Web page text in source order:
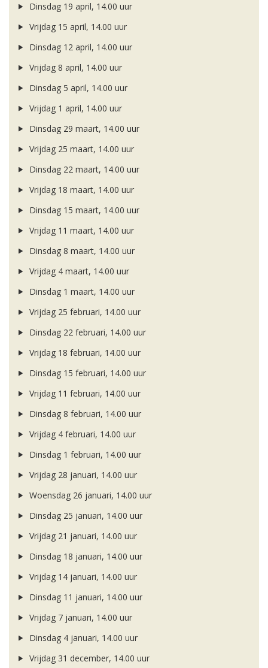
Dinsdag 19 april, 14.00 uur
Vrijdag 15 april, 14.00 uur
Dinsdag 12 april, 14.00 uur
Vrijdag 8 april, 14.00 uur
Dinsdag 5 april, 14.00 uur
Vrijdag 1 april, 14.00 uur
Dinsdag 29 maart, 14.00 uur
Vrijdag 25 maart, 14.00 uur
Dinsdag 22 maart, 14.00 uur
Vrijdag 18 maart, 14.00 uur
Dinsdag 15 maart, 14.00 uur
Vrijdag 11 maart, 14.00 uur
Dinsdag 8 maart, 14.00 uur
Vrijdag 4 maart, 14.00 uur
Dinsdag 1 maart, 14.00 uur
Vrijdag 25 februari, 14.00 uur
Dinsdag 22 februari, 14.00 uur
Vrijdag 18 februari, 14.00 uur
Dinsdag 15 februari, 14.00 uur
Vrijdag 11 februari, 14.00 uur
Dinsdag 8 februari, 14.00 uur
Vrijdag 4 februari, 14.00 uur
Dinsdag 1 februari, 14.00 uur
Vrijdag 28 januari, 14.00 uur
Woensdag 26 januari, 14.00 uur
Dinsdag 25 januari, 14.00 uur
Vrijdag 21 januari, 14.00 uur
Dinsdag 18 januari, 14.00 uur
Vrijdag 14 januari, 14.00 uur
Dinsdag 11 januari, 14.00 uur
Vrijdag 7 januari, 14.00 uur
Dinsdag 4 januari, 14.00 uur
Vrijdag 31 december, 14.00 uur